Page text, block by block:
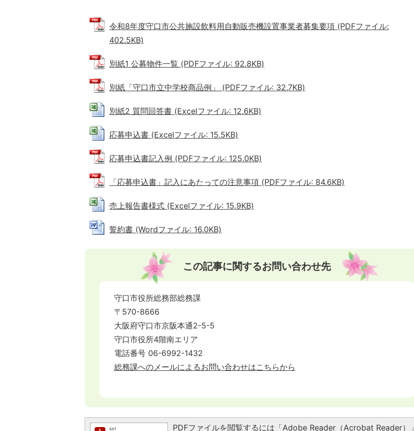
令和8年度守口市公共施設飲料用自動販売機設置事業者募集要項 (PDFファイル:
402.5KB)
別紙1 公募物件一覧 (PDFファイル: 92.8KB)
別紙「守口市立中学校商品例」 (PDFファイル: 32.7KB)
別紙2 質問回答書 (Excelファイル: 12.6KB)
応募申込書 (Excelファイル: 15.5KB)
応募申込書記入例 (PDFファイル: 125.0KB)
「応募申込書」記入にあたっての注意事項 (PDFファイル: 84.6KB)
売上報告書様式 (Excelファイル: 15.9KB)
誓約書 (Wordファイル: 16.0KB)
この記事に関するお問い合わせ先
守口市役所総務部総務課
〒570-8666
大阪府守口市京阪本通2-5-5
守口市役所4階南エリア
電話番号 06-6992-1432
総務課へのメールによるお問い合わせはこちらから
PDFファイルを閲覧するには「Adobe Reader（Acrobat Reader）」